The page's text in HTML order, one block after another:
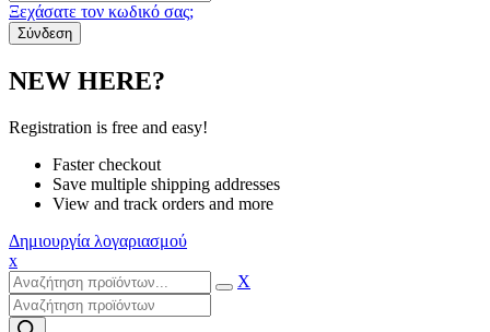
Ξεχάσατε τον κωδικό σας;
NEW HERE?
Registration is free and easy!
Faster checkout
Save multiple shipping addresses
View and track orders and more
Δημιουργία λογαριασμού
x
X
Products
search